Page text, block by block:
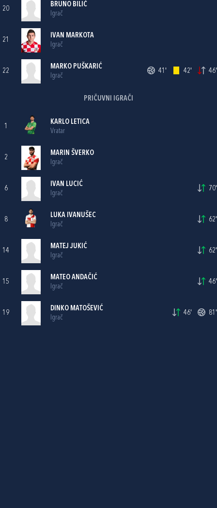
20
BRUNO BILIĆ
Igrač
21
IVAN MARKOTA
Igrač
22
MARKO PUŠKARIĆ
Igrač
41' 42' 46'
PRIČUVNI IGRAČI
1
KARLO LETICA
Vratar
2
MARIN ŠVERKO
Igrač
6
IVAN LUCIĆ
Igrač
70'
8
LUKA IVANUŠEC
Igrač
62'
14
MATEJ JUKIĆ
Igrač
62'
15
MATEO ANDAČIĆ
Igrač
46'
19
DINKO MATOŠEVIĆ
Igrač
46' 81'